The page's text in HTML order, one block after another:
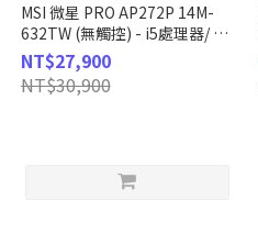
MSI 微星 PRO AP272P 14M-
632TW (無觸控) - i5處理器/ 8G
記憶體 / 512G SSD / Win11
NT$27,900
NT$30,900